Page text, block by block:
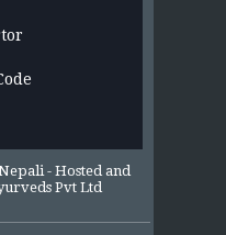
- Hosted and
Pvt Ltd